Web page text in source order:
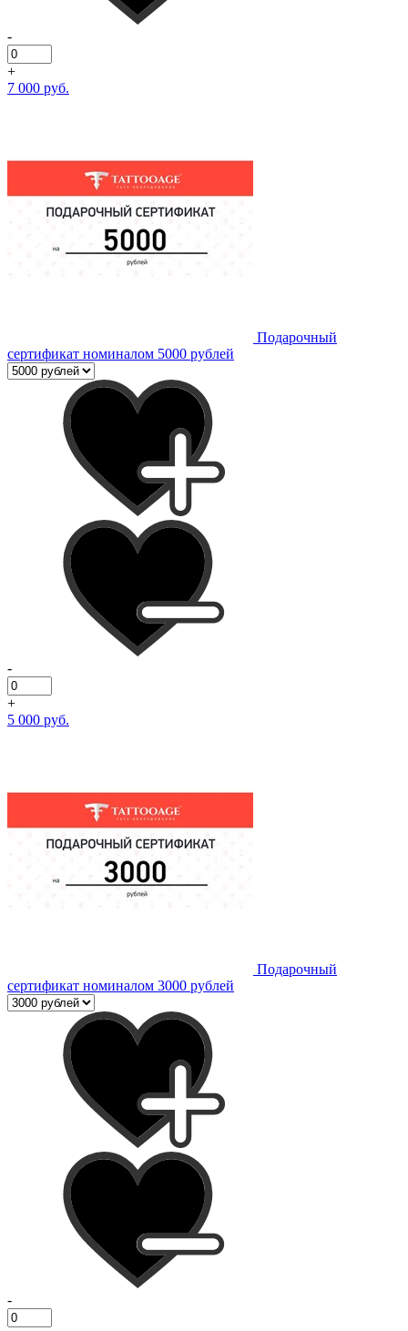
-
+
7 000 руб.
Подарочный
сертификат номиналом 5000 рублей
-
+
5 000 руб.
Подарочный
сертификат номиналом 3000 рублей
-